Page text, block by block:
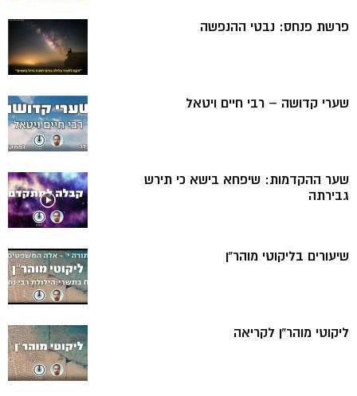
פרשת פנחס: נבטי ההנפשה
שערי קדושה – רבי חיים ויטאל
שער ההקדמות: שיפחא בישא כי תירש
גבירתה
שיעורים בליקוטי מוהר”ן
ליקוטי מוהר”ן לקריאה